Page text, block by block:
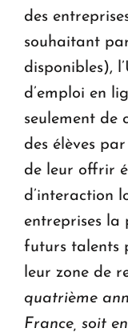
des
souhaitant
disponibles),
d’emploi en
seulement de
des élèves
de leur offrir
d’interaction
entreprises la
futurs talents
leur zone de
quatrième
France, soit